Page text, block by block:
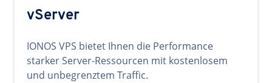
vServer
IONOS VPS bietet Ihnen die Performance
starker Server-Ressourcen mit kostenlosem
und unbegrenztem Traffic.